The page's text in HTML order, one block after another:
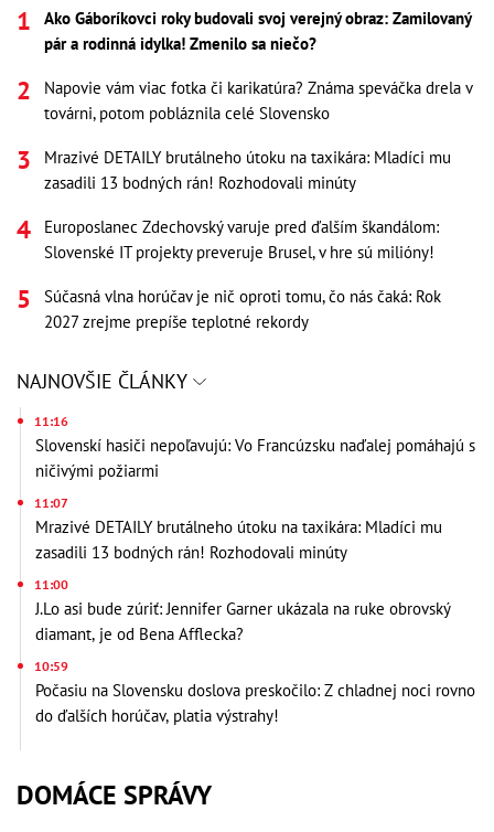
Ako Gáboríkovci roky budovali svoj verejný obraz: Zamilovaný
pár a rodinná idylka! Zmenilo sa niečo?
Napovie vám viac fotka či karikatúra? Známa speváčka drela v
továrni, potom pobláznila celé Slovensko
Mrazivé DETAILY brutálneho útoku na taxikára: Mladíci mu
zasadili 13 bodných rán! Rozhodovali minúty
Europoslanec Zdechovský varuje pred ďalším škandálom:
Slovenské IT projekty preveruje Brusel, v hre sú milióny!
Súčasná vlna horúčav je nič oproti tomu, čo nás čaká: Rok
2027 zrejme prepíše teplotné rekordy
NAJNOVŠIE ČLÁNKY
11:16
Slovenskí hasiči nepoľavujú: Vo Francúzsku naďalej pomáhajú s
ničivými požiarmi
11:07
Mrazivé DETAILY brutálneho útoku na taxikára: Mladíci mu
zasadili 13 bodných rán! Rozhodovali minúty
11:00
J.Lo asi bude zúriť: Jennifer Garner ukázala na ruke obrovský
diamant, je od Bena Afflecka?
10:59
Počasiu na Slovensku doslova preskočilo: Z chladnej noci rovno
do ďalších horúčav, platia výstrahy!
DOMÁCE SPRÁVY